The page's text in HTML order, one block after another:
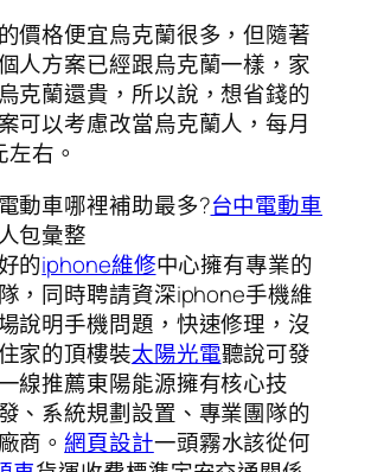
價格便宜烏克蘭很多，但隨著
人方案已經跟烏克蘭一樣，家
克蘭還貴，所以說，想省錢的
可以考慮改當烏克蘭人，每月
右。
動車哪裡補助最多?台中電動車
包彙整
的iphone維修中心擁有專業的
，同時聘請資深iphone手機維
說明手機問題，快速修理，沒
家的頂樓裝太陽光電聽說可發
線推薦東陽能源擁有核心技
、系統規劃設置、專業團隊的
商。網頁設計一頭霧水該從何